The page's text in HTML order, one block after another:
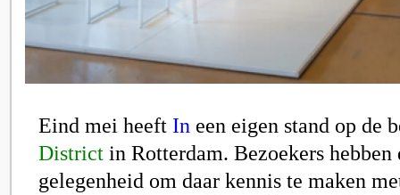
Eind mei heeft In een eigen stand op de
District in Rotterdam. Bezoekers hebben
gelegenheid om daar kennis te maken